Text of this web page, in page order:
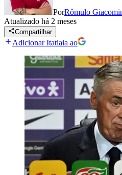
PorRômulo
Atualizado há 2 meses
Compartilhar
Adicionar Itatiaia ao